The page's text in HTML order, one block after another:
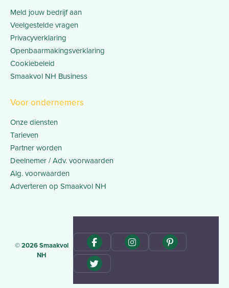
Meld jouw bedrijf aan
Veelgestelde vragen
Privacyverklaring
Openbaarmakingsverklaring
Cookiebeleid
Smaakvol NH Business
Voor ondernemers
Onze diensten
Tarieven
Partner worden
Deelnemer / Adv. voorwaarden
Alg. voorwaarden
Adverteren op Smaakvol NH
© 2026 Smaakvol
NH